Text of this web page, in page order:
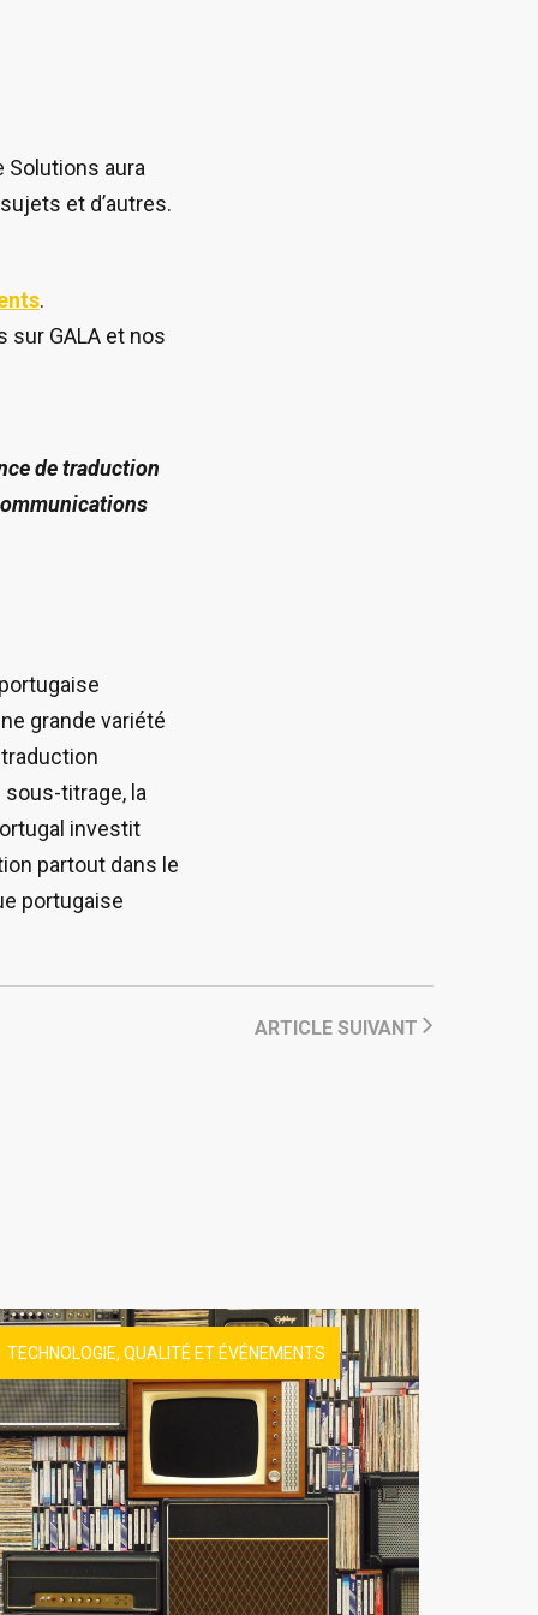
Solutions aura
et d’autres.
.
sur GALA et nos
de traduction
grande variété
titrage, la
investit
partout dans le
portugaise
ARTICLE SUIVANT
TECHNOLOGIE, QUALITÉ ET ÉVÉNEMENTS